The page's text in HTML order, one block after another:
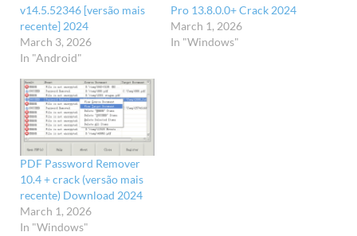
v14.5.52346 [versão mais
recente] 2024
March 3, 2026
In "Android"
Pro 13.8.0.0+ Crack 2024
March 1, 2026
In "Windows"
PDF Password Remover
10.4 + crack (versão mais
recente) Download 2024
March 1, 2026
In "Windows"